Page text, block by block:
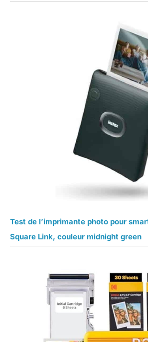
Test de l’imprimante photo pour
Square Link, couleur midnight green